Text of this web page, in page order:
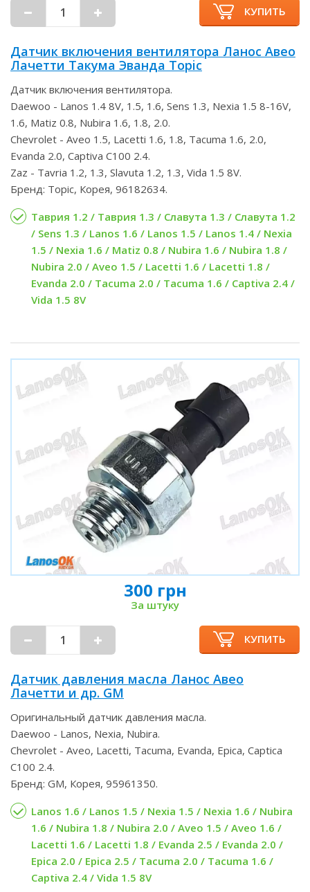
КУПИТЬ
Датчик включения вентилятора Ланос Авео
Лачетти Такума Эванда Topic
Датчик включения вентилятора.
Daewoo - Lanos 1.4 8V, 1.5, 1.6, Sens 1.3, Nexia 1.5 8-16V,
1.6, Matiz 0.8, Nubira 1.6, 1.8, 2.0.
Chevrolet - Aveo 1.5, Lacetti 1.6, 1.8, Tacuma 1.6, 2.0,
Evanda 2.0, Captiva C100 2.4.
Zaz - Tavria 1.2, 1.3, Slavuta 1.2, 1.3, Vida 1.5 8V.
Бренд: Topic, Корея, 96182634.
Таврия 1.2 / Таврия 1.3 / Славута 1.3 / Славута 1.2
/ Sens 1.3 / Lanos 1.6 / Lanos 1.5 / Lanos 1.4 / Nexia
1.5 / Nexia 1.6 / Matiz 0.8 / Nubira 1.6 / Nubira 1.8 /
Nubira 2.0 / Aveo 1.5 / Lacetti 1.6 / Lacetti 1.8 /
Evanda 2.0 / Tacuma 2.0 / Tacuma 1.6 / Captiva 2.4 /
Vida 1.5 8V
300 грн
За штуку
КУПИТЬ
Датчик давления масла Ланос Авео
Лачетти и др. GM
Оригинальный датчик давления масла.
Daewoo - Lanos, Nexia, Nubira.
Chevrolet - Aveo, Lacetti, Tacuma, Evanda, Epica, Captica
C100 2.4.
Бренд: GM, Корея, 95961350.
Lanos 1.6 / Lanos 1.5 / Nexia 1.5 / Nexia 1.6 / Nubira
1.6 / Nubira 1.8 / Nubira 2.0 / Aveo 1.5 / Aveo 1.6 /
Lacetti 1.6 / Lacetti 1.8 / Evanda 2.5 / Evanda 2.0 /
Epica 2.0 / Epica 2.5 / Tacuma 2.0 / Tacuma 1.6 /
Captiva 2.4 / Vida 1.5 8V